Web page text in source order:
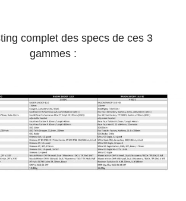
complet des specs de ces 3
gammes :